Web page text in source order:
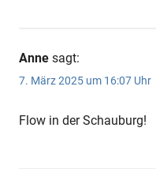
Anne sagt:
7. März 2025 um 16:07 Uhr
Flow in der Schauburg!